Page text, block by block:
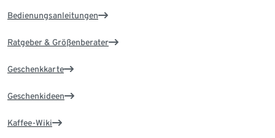
Bedienungsanleitungen
Ratgeber & Größenberater
Geschenkkarte
Geschenkideen
Kaffee-Wiki